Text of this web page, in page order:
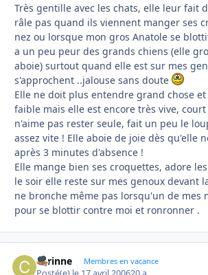
Très gentille avec les chats, elle leur fait
râle pas quand ils viennent manger ses
nez ou lorsque mon gros Anatole se
a un peu peur des grands chiens (elle
aboie) surtout quand elle est sur mes
s'approchent ..jalouse sans doute
Elle ne doit plus entendre grand chose
faible mais elle est encore très vive,
n'aime pas rester seule, fait un peu le
assez vite ! Elle aboie de joie dès qu'elle
après 3 minutes d'absence !
Elle mange bien ses croquettes, adore
le soir elle reste sur mes genoux devant
ne bronche même pas lorsqu'un de mes
pour se blottir contre moi et ronronner .
corinne Membres en vacance